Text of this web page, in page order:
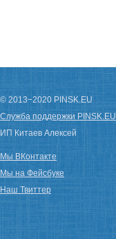
© 2013−2020 PINSK.EU
Служба поддержки PINSK.EU
ИП Китаев Алексей
Мы ВКонтакте
Мы на Фейсбуке
Наш Твиттер